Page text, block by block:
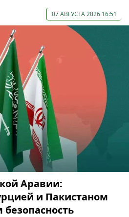
07 АВГУСТА 2026 16:51
Аравии:
и Пакистаном